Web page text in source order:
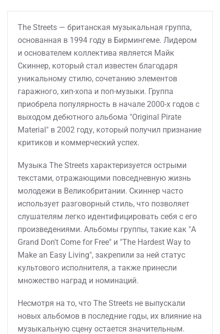
The Streets — британская музыкальная группа,
основанная в 1994 году в Бирмингеме. Лидером
и основателем коллектива является Майк
Скиннер, который стал известен благодаря
уникальному стилю, сочетанию элементов
гаражного, хип-хопа и поп-музыки. Группа
приобрела популярность в начале 2000-х годов с
выходом дебютного альбома "Original Pirate
Material" в 2002 году, который получил признание
критиков и коммерческий успех.
Музыка The Streets характеризуется острыми
текстами, отражающими повседневную жизнь
молодежи в Великобритании. Скиннер часто
использует разговорный стиль, что позволяет
слушателям легко идентифицировать себя с его
произведениями. Альбомы группы, такие как "A
Grand Don't Come for Free" и "The Hardest Way to
Make an Easy Living", закрепили за ней статус
культового исполнителя, а также принесли
множество наград и номинаций.
Несмотря на то, что The Streets не выпускали
новых альбомов в последние годы, их влияние на
музыкальную сцену остается значительным.